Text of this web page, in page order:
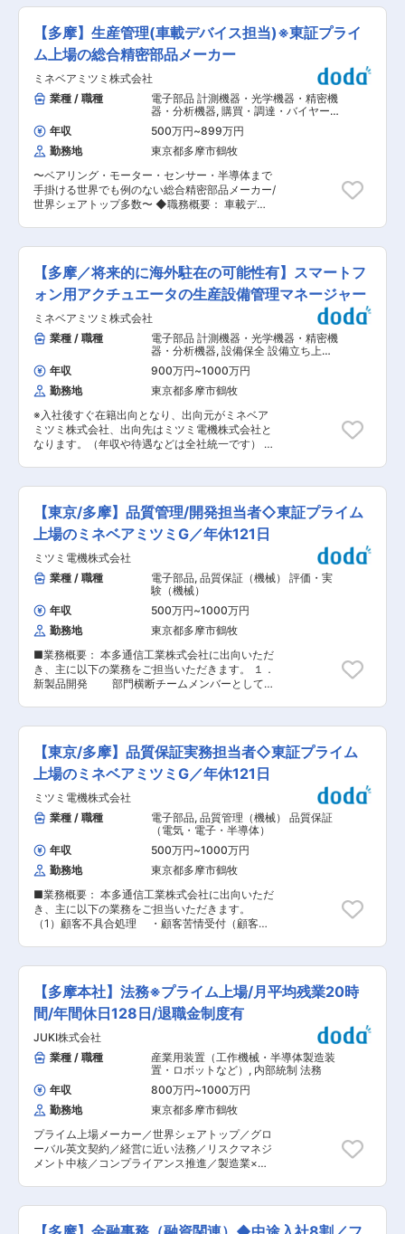
式会社(勤務地：東京都多摩市鶴牧2-11-2） 変更
の範囲：会社の定める業務
ンターにて産業用ＰＣの組み込みソフトウェア開
発を担当して頂きます。 入社してから一年間はC
言語の研修を行って頂きますので、未経験の方で
も確実にスキルを身に着けて頂けます。最初にお
まかせする業務はスキルやご経験により異なりま
すが評価や実験と先輩社員の業務に同行をして頂
きます。 ゆくゆくは新製品の打ち合わせから仕様
検討、仕様打ち合わせなど幅広い業務を担って頂
きます。 同社製品は最近では小型化・省電力化な
どの技術革新が進み、様々な製品に組み込まれて
おります。 多岐にわたるニーズに対して、業務を
細かく分業で担当するのではなく、広く担当でき
るため、自分の業務に手触りがあり、やりがいの
ある業務となっております。 ■働き方： 月残業
10時間程度、年休127日とWLBを大事にする企業
です。有給取得率も高く育休取得実績も多数ござ
品質でお取引先様からの信頼を頂いております。
■取引顧客：東京エレクトロン、東京精密、キャ
ノンなど大手メーカー多数（一部抜粋・敬称略）
■当社の魅力： ・電子機器のベストパートナー：
５0年以上に渡る歴史で培った技術力を武器に、
エレクトロニクスのベストパートナーとして、電
子デバイスの調達提供はもちろんのこと、システ
ム構築やソフトウエアの開発、メンテナンス、製
造受諾など、お客様の課題をサポートしていま
す。 ・安定の顧客基盤と信頼の技術力： 当社の
製品は、通信／放送機器や製造装置など、高い信
頼性と技術が求められる領域において、国内シェ
アトップメーカーにも採用されています。特に、
AI・5Gの技術革新に伴う電子機器の需要増加に伴
い、今後も活況が予想されています。
【多摩】生産管理(車載デバイス担当)※東証プライ
ム上場の総合精密部品メーカー
ミネベアミツミ株式会社
業種 / 職種
電子部品 計測機器・光学機器・精密機
器・分析機器, 購買・調達・バイヤー・
MD 生産管理
年収 500万円~899万円
勤務地
東京都多摩市鶴牧
〜ベアリング・モーター・センサー・半導体まで
手掛ける世界でも例のない総合精密部品メーカー/
世界シェアトップ多数〜 ◆職務概要： 車載デバ
車載関連の無線モジュール ・車載アンテナ など
≪具体的な業務内容≫ ・自動車用通信製品の生
産計画立案、製品納期管理、部品管理、在庫管
理、調達管理 ・海外４工場におけるモノづくりに
おいて、生産性KPI管理、生産性改善 ※海外出
張・海外赴任の可能性がございます。 ≪やりがい
≫ ・海外工場、営業などワールドワイドの人のつ
ながり、語学習得 ・モノづくりに関わる幅広い生
産管理スキルの習得、向上 ◆ミツミ電機株式会社
について： 2017年にミネベア株式会社とミツミ
電機株式会社が経営統合し「ミネベアミツミ株式
会社」が設立されました。ミネベアはメカニクス
や加工など機械部品に強みを持ち、ミツミ電機は
エレクトロニクス系の電子部品に強みを持つた
め、その両社が統合することで、今後の世の中に
求められるメカとエレの融合であるメカトロニク
などに伴い、需要が非常に堅調なため、研究開発
機能を強化しています。新社屋に先行して数億円
を投じて、車を丸ごと搬入できる電波暗室も完成
させました。同社が手掛ける車載アンテナはカー
ナビ、携帯電話、地上波デジタルテレビ、ラジ
オ、衛星ラジオ、キーレスエントリーシステムな
ど多様な用途で使われます。今後、コネクテッド
カーや自動運転車の普及に伴い、車の需要を上回
る車載アンテナの需要が見込まれております。 ◆
当社の特徴・魅力： ・多角化経営×事業の安定
性：積極的なM＆Aや開発拠点への投資を行って
おり、売上高1.4兆円規模。14期連続で過去最高
の売上高の総合精密部品メーカー（2024年3月
ェアNO1クラスの製品の割合は約50%。（ミニチ
ュア・小径ボールベアリング、1 直リチウムイオ
ー、小型モーター（OA・車載向け）、カメラ用
アクチュエータ（スマホ向け）等） 変更の範囲：
会社の定める業務
【多摩／将来的に海外駐在の可能性有】スマートフ
ォン用アクチュエータの生産設備管理マネージャー
ミネベアミツミ株式会社
業種 / 職種
電子部品 計測機器・光学機器・精密機
器・分析機器, 設備保全 設備立ち上
げ・設計（機械設計）
年収 900万円~1000万円
勤務地
東京都多摩市鶴牧
※入社後すぐ在籍出向となり、出向元がミネベア
ミツミ株式会社、出向先はミツミ電機株式会社と
なります。（年収や待遇などは全社統一です） ■
業務全般のマネジメントをお任せします。 ■具体
的な職務内容 生産技術部は「生産性と直行率が高
い生産ラインを実現し、量産時の廃棄を低減して
損益改善に貢献する」ことをミッションとしてお
り、その中で設備管理課のマネジメントとして以
下の業務を牽引していただきます。 （1）設備・
治工具の資産・維持管理： 超精密生産設備・自動
化ラインおよび専用治工具の台帳管理、保全計画
の策定・運用。経年劣化や不具合に対する改良・
メンテナンスの指示および進捗管理。 （2）受発
注・コスト管理： 新規設備、予備部品（スペアパ
ーツ）、治工具の国内外サプライヤーへの発注、
納期管理、検収、輸出業務。生産技術予算
（CAPEX/OPEX）の策定、進捗管理およびコスト
ダウン（VEC）、現調化の推進。 （3）組織マネ
ジメント： メンバー（10名程度）の育成、業務
ムとの連携・プロセス管理。 ■海外赴任の可能性
当面は国内勤務が中心ですが、海外の大規模マザ
ー工場（セブミツミ等）の生産性や品質に直結す
る業務のため、将来的なキャリアパスやプロジェ
クト状況に応じて海外赴任や出張の可能性があり
ます。 ■出向について： ◇企業名：ミツミ電機
株式会社 ◇形態：在籍出向 ◇事業内容： ・電気
機械器具の製造および販売 ・計測機械器具光学機
械器具、医療衛生機械器具および電子工業応用製
品の製造および販売 ・金属工業製品および金属材
料の製造および販売 ・窯業製品の製造および販売
◇勤務地：〒206-8567 東京都多摩市鶴牧2-11-
2 変更の範囲：会社の定める業務
【東京/多摩】品質管理/開発担当者◇東証プライム
上場のミネベアミツミG／年休121日
ミツミ電機株式会社
業種 / 職種
電子部品, 品質保証（機械） 評価・実
験（機械）
年収
500万円~1000万円
勤務地
東京都多摩市鶴牧
■業務概要： 本多通信工業株式会社に出向いただ
き、主に以下の業務をご担当いただきます。 １．
新製品開発 部門横断チームメンバーとしてデ
工程変更品のリスク分析およびそれに対応す
る評価方法の検討、自部門のタスク、残存問題の
対応および進捗管理。 ３．社内不具合品の管理
自社工場ならびにサプライヤー納入品で発生
した社内不具合品の封じ込めから是正までのフォ
ローと支援。 ■配属部署 人数:11名（課長2名、課
員９名) ・雇用元企業：ミツミ電機株式会社 ・出
向先企業：本多通信工業株式会社 ・所在地：東京
都多摩市鶴牧2-11-2 ・出向先の事業内容：プレ
ス部品、成形部品、その他端子およびコネクタの
製造 ※労働条件については、出向者に適用されま
す。 変更の範囲：会社の定める業務
【東京/多摩】品質保証実務担当者◇東証プライム
上場のミネベアミツミG／年休121日
ミツミ電機株式会社
業種 / 職種
電子部品, 品質管理（機械） 品質保証
（電気・電子・半導体）
年収
500万円~1000万円
勤務地
東京都多摩市鶴牧
■業務概要： 本多通信工業株式会社に出向いただ
き、主に以下の業務をご担当いただきます。
（1）顧客不具合処理 ・顧客苦情受付（顧客情
の協議、現地確認、対象品の処置） ・顧客不具
合報告（不具合報告書作成、顧客訪問説明）
（2）顧客監査対応 ・監査チェックシート作成
（発生部門へ展開、結果確認） ・監査対応（顧
客監査立ち合い、指摘事項改善フォロー、結果報
告） （3）新製品立ち上げ対応 ・品質関連資料
の作成（顧客向け資料【PPAP関連書類等】、社
内向け資料） （4）サプライヤー管理 ・サプラ
イヤー工程確認（顧客クレーム改善結果フォロ
ー） ・新規サプライヤー評価 ※顧客、サプライ
ヤーの対応は国内及び海外 ■配属部署 人数:3名
(課長1名、課員2名) ・雇用元企業：ミツミ電機株
式会社 ・出向先企業：本多通信工業株式会社 ・
所在地：東京都多摩市鶴牧2-11-2 ・出向先の事
業内容：プレス部品、成形部品、その他端子およ
びコネクタの製造 ※労働条件については、出向者
【多摩本社】法務※プライム上場/月平均残業20時
間/年間休日128日/退職金制度有
JUKI株式会社
業種 / 職種
産業用装置（工作機械・半導体製造装
置・ロボットなど） , 内部統制 法務
年収
800万円~1000万円
勤務地
東京都多摩市鶴牧
プライム上場メーカー／世界シェアトップ／グロ
ーバル英文契約／経営に近い法務／リスクマネジ
メント中核／コンプライアンス推進／製造業×安
き、法務をけん引する存在としての活躍を期待し
ています。 ■業務詳細： ご経験に合わせて下記